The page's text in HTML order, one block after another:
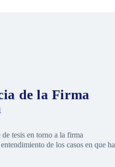
de la Firma
tesis en torno a la firma
de los casos en que ha